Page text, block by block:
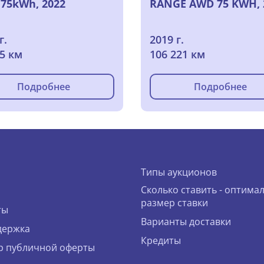
2022
км
Подробнее
RANGE AWD 75 KWH,
2019 г.
106 221 км
Подробнее
публичной оферты
Типы аукционов
Сколько ставить -
размер ставки
Варианты доставки
Кредиты